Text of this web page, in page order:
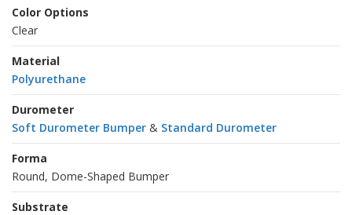
Color Options
Clear
Material
Polyurethane
Durometer
Soft Durometer Bumper & Standard Durometer
Forma
Round, Dome-Shaped Bumper
Substrate